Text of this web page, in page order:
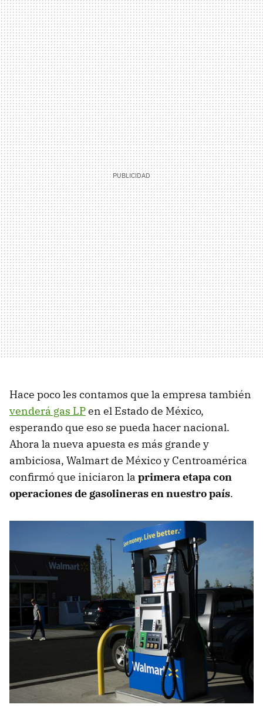
Hace poco les contamos que la empresa también
venderá gas LPen el Estado de México,
esperando que eso se pueda hacer nacional.
Ahora la nueva apuesta es más grande y
ambiciosa, Walmart de México y Centroamérica
confirmó que iniciaron la primera etapa con
operaciones de gasolineras en nuestro país.